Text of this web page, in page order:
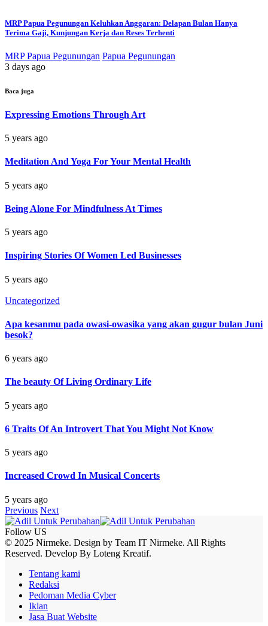
MRP Papua Pegunungan Keluhkan Anggaran: Delapan Bulan Hanya
Terima Gaji, Kunjungan Kerja dan Reses Terhenti
MRP Papua Pegunungan Papua Pegunungan
3 days ago
Baca juga
Expressing Emotions Through Art
5 years ago
Meditation And Yoga For Your Mental Health
5 years ago
Being Alone For Mindfulness At Times
5 years ago
Inspiring Stories Of Women Led Businesses
5 years ago
Uncategorized
Apa kesanmu pada owasi-owasika yang akan gugur bulan Juni
besok?
6 years ago
The beauty Of Living Ordinary Life
5 years ago
6 Traits Of An Introvert That You Might Not Know
5 years ago
Increased Crowd In Musical Concerts
5 years ago
Previous Next
Follow US
© 2025 Nirmeke. Design by Team IT Nirmeke. All Rights
Reserved. Develop By Loteng Kreatif.
Tentang kami
Redaksi
Pedoman Media Cyber
Iklan
Jasa Buat Website